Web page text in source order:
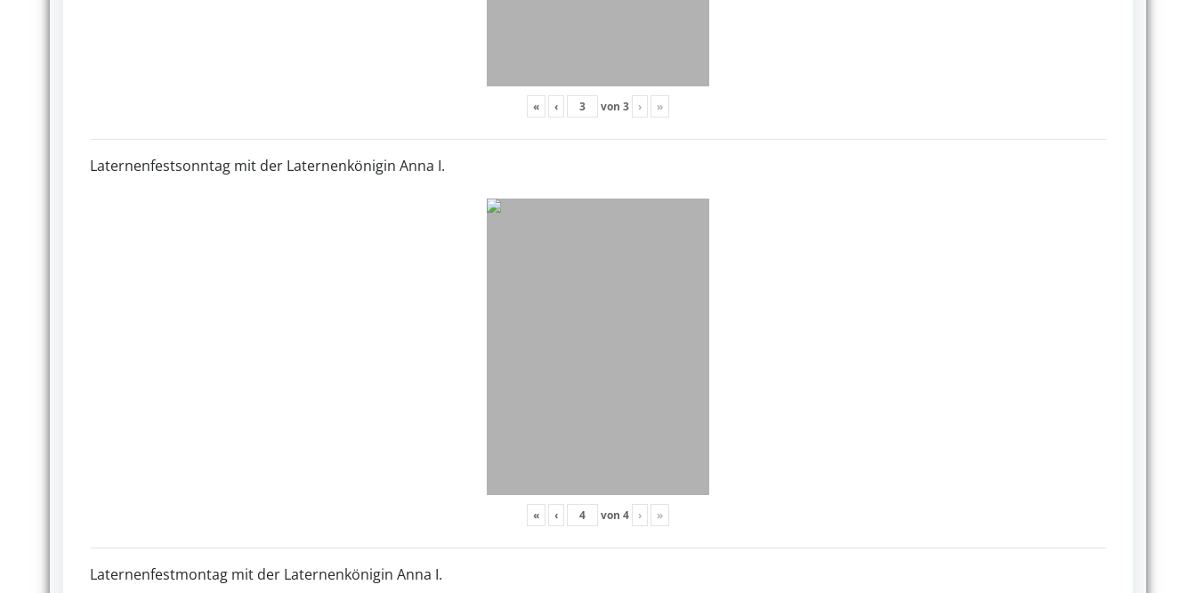
« ‹ von 3 › »
Laternenfestsonntag mit der Laternenkönigin Anna I.
« ‹ von 4 › »
Laternenfestmontag mit der Laternenkönigin Anna I.